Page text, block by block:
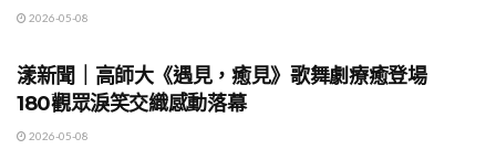
2026-05-08
漾新聞｜高師大《遇見，癒見》歌舞劇療癒登場
180觀眾淚笑交織感動落幕
2026-05-08